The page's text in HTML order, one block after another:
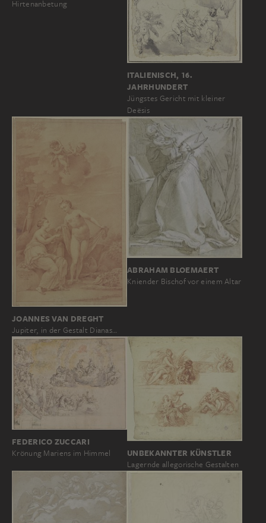
Hirtenanbetung
ITALIENISCH, 16.
JAHRHUNDERT
Jüngstes Gericht mit kleiner
Deësis
JOANNES VAN DREGHT
Jupiter, in der Gestalt Dianas…
ABRAHAM BLOEMAERT
Kniender Bischof vor einem Altar
FEDERICO ZUCCARI
Krönung Mariens im Himmel UNBEKANNTER KÜNSTLER
Lagernde allegorische Gestalten